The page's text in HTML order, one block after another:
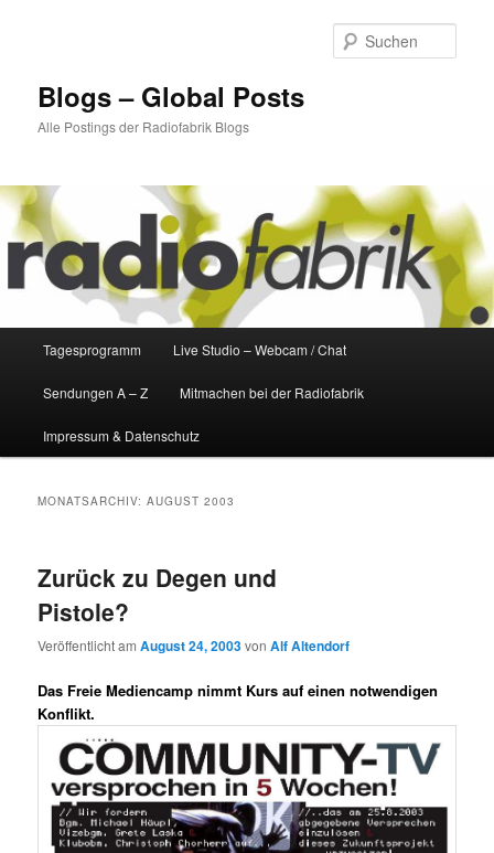
Blogs – Global Posts
Alle Postings der Radiofabrik Blogs
Tagesprogramm Live Studio – Webcam / Chat
Sendungen A – Z Mitmachen bei der Radiofabrik
Impressum & Datenschutz
MONATSARCHIV:AUGUST 2003
Zurück zu Degen und
Pistole?
Veröffentlicht amAugust 24, 2003vonAlf Altendorf
Das Freie Mediencamp nimmt Kurs auf einen notwendigen
Konflikt.